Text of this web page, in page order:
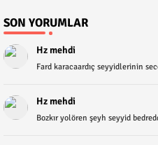
SON YORUMLAR
Hz mehdi
Fard karacaardıç seyyidlerinin
Hz mehdi
Bozkır yolören şeyh seyyid